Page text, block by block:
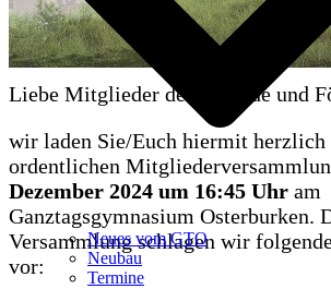
Neues vom GTO
Neubau
Termine
Liebe Mitglieder der Freunde und
wir laden Sie/Euch hiermit herzlich
ordentlichen
Dezember 2024 um 16:45 Uhr am
Ganztagsgymnasium Osterburken.
Versammlung schlagen wir
vor: